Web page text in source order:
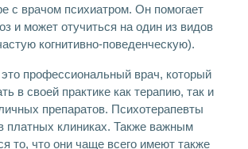
с врачом психиатром. Он помогает
и может отучиться на один из видов
когнитивно-поведенческую).
профессиональный врач, который
в своей практике как терапию, так и
препаратов. Психотерапевты
платных клиниках. Также важным
то, что они чаще всего имеют также